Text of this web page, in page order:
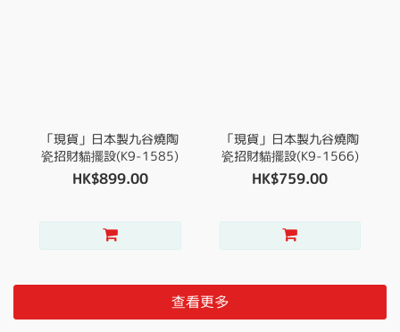
「現貨」日本製九谷燒陶
瓷招財貓擺設(K9-1585)
HK$899.00
「現貨」日本製九谷燒陶
瓷招財貓擺設(K9-1566)
HK$759.00
查看更多